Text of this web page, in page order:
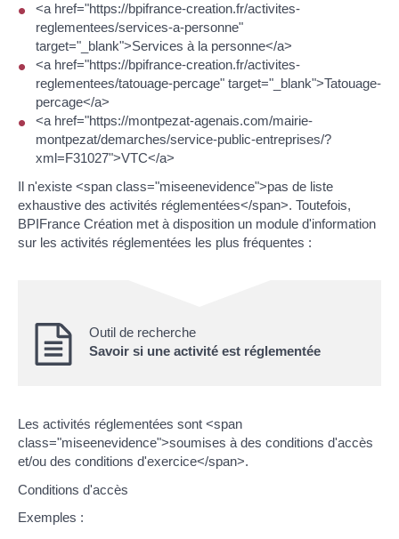
<a href="https://bpifrance-creation.fr/activites-
reglementees/services-a-personne"
target="_blank">Services à la personne</a>
<a href="https://bpifrance-creation.fr/activites-
reglementees/tatouage-percage" target="_blank">Tatouage-
percage</a>
<a href="https://montpezat-agenais.com/mairie-
montpezat/demarches/service-public-entreprises/?
xml=F31027">VTC</a>
Il n'existe <span class="miseenevidence">pas de liste
exhaustive des activités réglementées</span>. Toutefois,
BPIFrance Création met à disposition un module d'information
sur les activités réglementées les plus fréquentes :
Outil de recherche
Savoir si une activité est réglementée
Les activités réglementées sont <span
class="miseenevidence">soumises à des conditions d'accès
et/ou des conditions d'exercice</span>.
Conditions d'accès
Exemples :